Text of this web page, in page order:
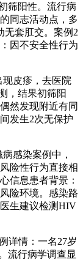
筛阳性。流行病
同志活动点，多
无套肛交。案例2
因不安全性行为
现皮疹，去医院
，结果初筛阳
然发现附近有同
发生2次无保护
感染案例中，
险性行为直接相
信息患者背景：
险环境。感染路
生建议检测HIV
详情：一名27岁
流行病学调查显